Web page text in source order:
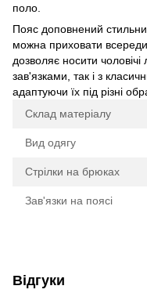
поло.
Пояс доповнений
можна приховати
дозволяє носити
зав'язками, так і з
адаптуючи їх під різні
Склад матеріалу
Вид одягу
Стрілки на брюках
Зав'язки на поясі
Відгуки